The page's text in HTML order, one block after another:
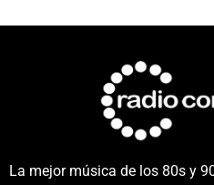
La mejor música de los 80s y